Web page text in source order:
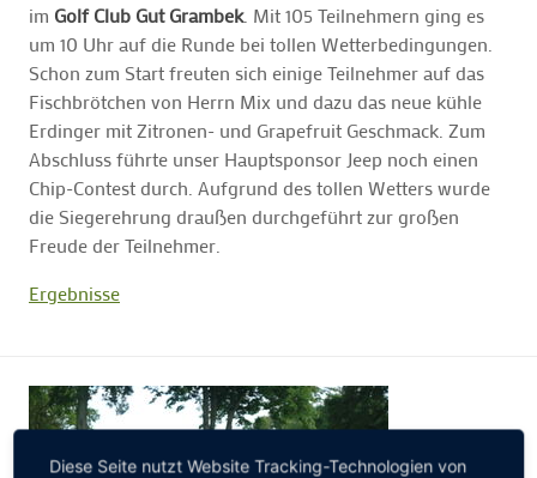
GOLFHOTELS
im Golf Club Gut Grambek. Mit 105 Teilnehmern ging es
um 10 Uhr auf die Runde bei tollen Wetterbedingungen.
Schon zum Start freuten sich einige Teilnehmer auf das
Fischbrötchen von Herrn Mix und dazu das neue kühle
Erdinger mit Zitronen- und Grapefruit Geschmack. Zum
Abschluss führte unser Hauptsponsor Jeep noch einen
Chip-Contest durch. Aufgrund des tollen Wetters wurde
die Siegerehrung draußen durchgeführt zur großen
Freude der Teilnehmer.
Ergebnisse
Diese Seite nutzt Website Tracking-Technologien von